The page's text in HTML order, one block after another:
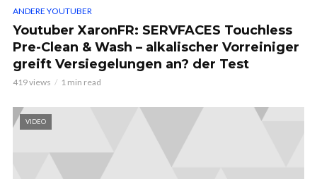
ANDERE YOUTUBER
Youtuber XaronFR: SERVFACES Touchless
Pre-Clean & Wash – alkalischer Vorreiniger
greift Versiegelungen an? der Test
419 views 1 min read
VIDEO